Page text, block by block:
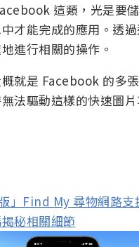
這類，光是要
才能完成的應用。透
進行相關的操作。
就是 Facebook 的多
法驅動這樣的快速圖片
」Find My 尋物網路支
秘相關細節